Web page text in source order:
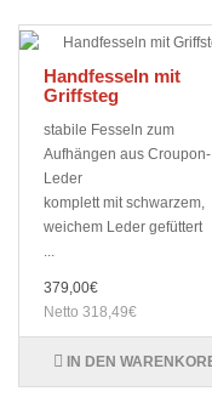
Handfesseln mit
Griffsteg
stabile Fesseln zum
Aufhängen aus Croupon-
Leder
komplett mit schwarzem,
weichem Leder gefüttert
...
379,00€
Netto 318,49€
IN DEN